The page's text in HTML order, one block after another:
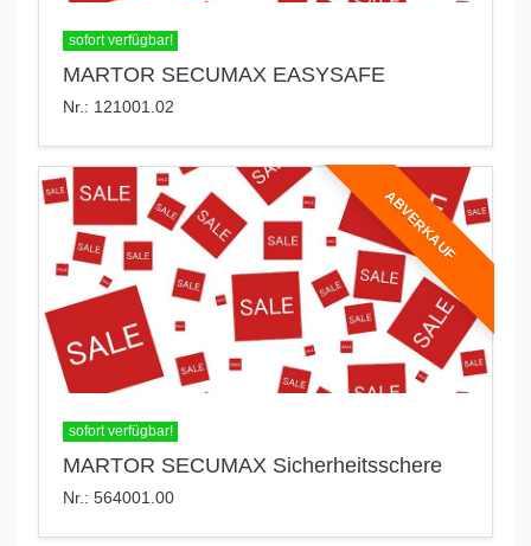
sofort verfügbar!
MARTOR SECUMAX EASYSAFE
Nr.: 121001.02
ABVERKAUF
sofort verfügbar!
MARTOR SECUMAX Sicherheitsschere
Nr.: 564001.00